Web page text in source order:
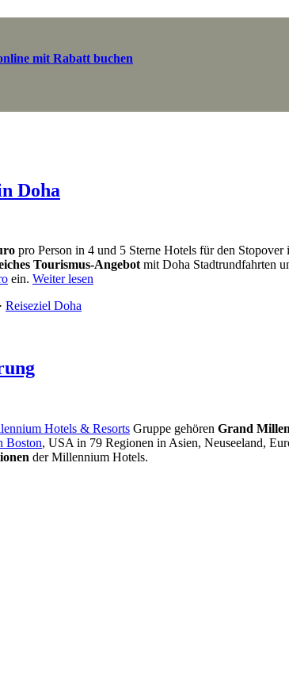
mit Rabatt buchen
Doha
pro Person in 4 und 5 Sterne Hotels für den Stopover
Tourismus-Angebotmit Doha Stadtrundfahrten
ein. Weiter lesen
Reiseziel Doha
Hotels & Resorts Gruppe gehören Grand
Boston, USA in 79 Regionen in Asien, Neuseeland,
der Millennium Hotels.